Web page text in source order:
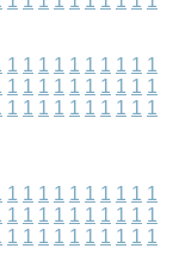
1 1 1 1 1 1 1 1 1 1
1 1 1 1 1 1 1 1 1 1
1 1 1 1 1 1 1 1 1 1
1 1 1 1 1 1 1 1 1 1
1 1 1 1 1 1 1 1 1 1
1 1 1 1 1 1 1 1 1 1